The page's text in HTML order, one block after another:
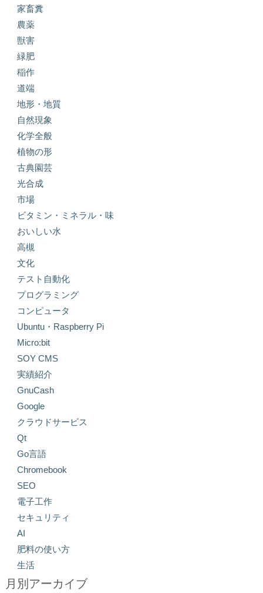
家畜糞
農薬
獣害
緑肥
稲作
道端
地形・地質
自然現象
化学全般
植物の形
古典園芸
光合成
市場
ビタミン・ミネラル・味
おいしい水
高槻
文化
テスト自動化
プログラミング
コンピュータ
Ubuntu・Raspberry Pi
Micro:bit
SOY CMS
実績紹介
GnuCash
Google
クラウドサービス
Qt
Go言語
Chromebook
SEO
電子工作
セキュリティ
AI
肥料の使い方
生活
月別アーカイブ